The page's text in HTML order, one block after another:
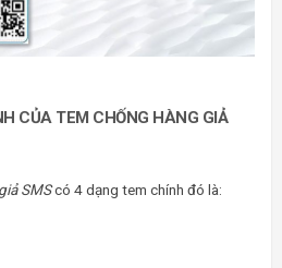
CỦA TEM CHỐNG HÀNG GIẢ
SMScó 4 dạng tem chính đó là: